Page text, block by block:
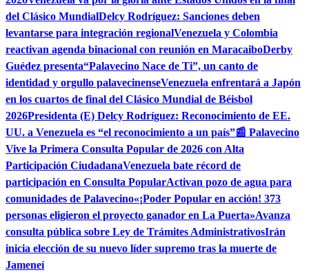
del Clásico MundialDelcy Rodríguez: Sanciones deben
levantarse para integración regionalVenezuela y Colombia
reactivan agenda binacional con reunión en MaracaiboDerby
Guédez presenta“Palavecino Nace de Ti”, un canto de
identidad y orgullo palavecinenseVenezuela enfrentará a Japón
en los cuartos de final del Clásico Mundial de Béisbol
2026Presidenta (E) Delcy Rodríguez: Reconocimiento de EE.
UU. a Venezuela es “el reconocimiento a un país”📰 Palavecino
Vive la Primera Consulta Popular de 2026 con Alta
Participación CiudadanaVenezuela bate récord de
participación en Consulta PopularActivan pozo de agua para
comunidades de Palavecino«¡Poder Popular en acción! 373
personas eligieron el proyecto ganador en La Puerta»Avanza
consulta pública sobre Ley de Trámites AdministrativosIrán
inicia elección de su nuevo líder supremo tras la muerte de
Jameneí